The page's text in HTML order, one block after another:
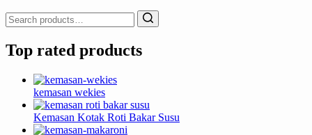
Search
for:
Top rated products
kemasan wekies
Kemasan Kotak Roti Bakar Susu